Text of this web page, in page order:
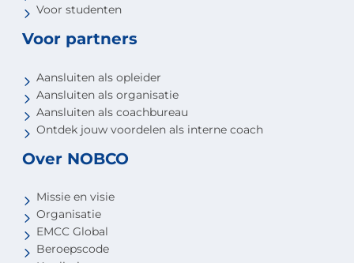
Voor studenten
Voor partners
Aansluiten als opleider
Aansluiten als organisatie
Aansluiten als coachbureau
Ontdek jouw voordelen als interne coach
Over NOBCO
Missie en visie
Organisatie
EMCC Global
Beroepscode